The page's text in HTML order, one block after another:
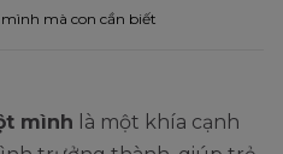
mà con cần biết
mình là một khía cạnh